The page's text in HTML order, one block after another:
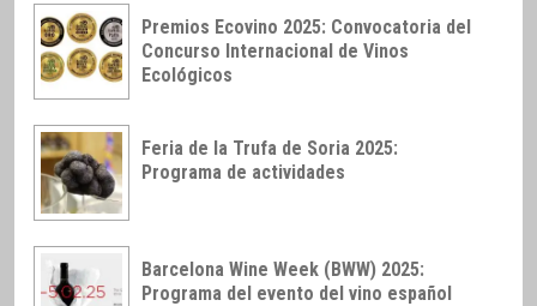
Premios Ecovino 2025: Convocatoria del
Concurso Internacional de Vinos
Ecológicos
Feria de la Trufa de Soria 2025:
Programa de actividades
Barcelona Wine Week (BWW) 2025:
Programa del evento del vino español